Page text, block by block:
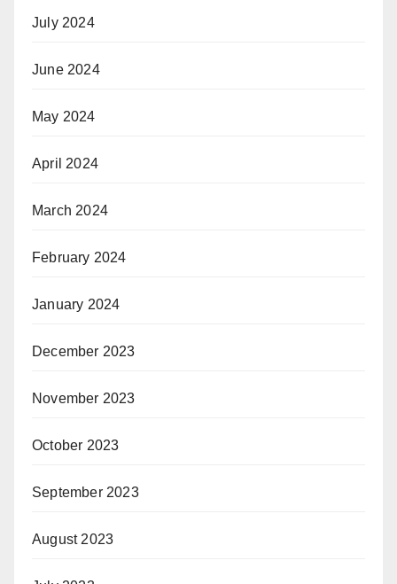
July 2024
June 2024
May 2024
April 2024
March 2024
February 2024
January 2024
December 2023
November 2023
October 2023
September 2023
August 2023